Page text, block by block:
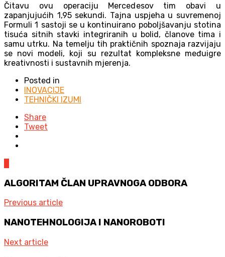
Čitavu ovu operaciju Mercedesov tim obavi u
zapanjujućih 1,95 sekundi. Tajna uspjeha u suvremenoj
Formuli 1 sastoji se u kontinuirano poboljšavanju stotina
tisuća sitnih stavki integriranih u bolid, članove tima i
samu utrku. Na temelju tih praktičnih spoznaja razvijaju
se novi modeli, koji su rezultat kompleksne međuigre
kreativnosti i sustavnih mjerenja.
Posted in
INOVACIJE
TEHNIČKI IZUMI
Share
Tweet
ALGORITAM ČLAN UPRAVNOGA ODBORA
Previous article
NANOTEHNOLOGIJA I NANOROBOTI
Next article